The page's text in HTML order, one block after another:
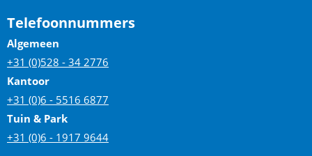
Telefoonnummers
Algemeen
+31 (0)528 - 34 2776
Kantoor
+31 (0)6 - 5516 6877
Tuin & Park
+31 (0)6 - 1917 9644